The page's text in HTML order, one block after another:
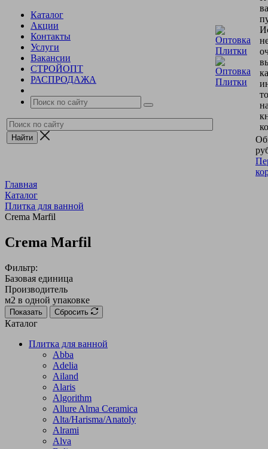
Каталог
Акции
Контакты
Услуги
Вакансии
СТРОЙОПТ
РАСПРОДАЖА
Главная
Каталог
Плитка для ванной
Crema Marfil
Crema Marfil
Фильтр:
Базовая единица
Производитель
м2 в одной упаковке
Показать Сбросить
Каталог
Плитка для ванной
Abba
Adelia
Ailand
Alaris
Algorithm
Allure Alma Ceramica
Alta/Harisma/Anatoly
Alrami
Alva